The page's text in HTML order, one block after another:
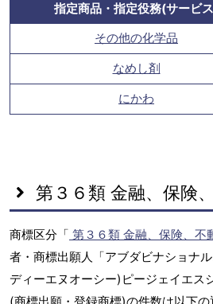
指定商品・指定役務(サービ
その他の化学品
なめし剤
にかわ
第３６類 金融、保険
商標区分「 第３６類 金融、保険、不
者・商標出願人「アブダビナショナ
ディーエヌオーシー)ピージェイエス
(商標出願・登録商標)の件数は以下の